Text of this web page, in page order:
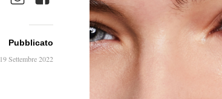
Pubblicato
19 Settembre 2022